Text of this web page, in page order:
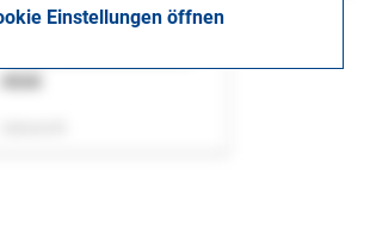
Einstellungen öffnen